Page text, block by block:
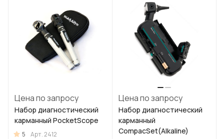
Цена по запросу
Набор диагностический
карманный PocketScope
5 Арт.2412
Цена по запросу
Набор диагностический
карманный
CompacSet(Alkaline)